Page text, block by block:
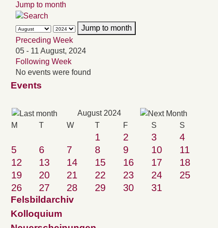
Jump to month
Jump to month
Preceding Week
05 - 11 August, 2024
Following Week
No events were found
Events
August 2024
M T W T F S S
1 2 3
4
5
6 7 8 9 10
11
12
13 14 15 16 17
18
19
20 21 22 23 24
25
26
27 28 29 30 31
Felsbildarchiv
Kolloquium